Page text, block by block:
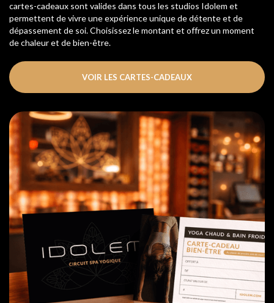
cartes-cadeaux sont valides dans tous les studios Idolem et
permettent de vivre une expérience unique de détente et de
dépassement de soi. Choisissez le montant et offrez un moment
de chaleur et de bien-être.
VOIR LES CARTES-CADEAUX